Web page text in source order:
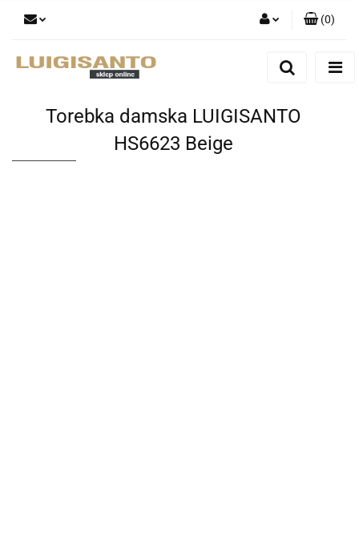
Dodaj zgłoszenie
(0)
Torebka damska LUIGISANTO
HS6623 Beige